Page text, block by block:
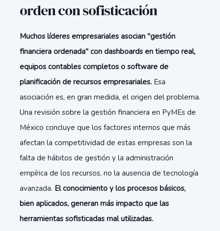
orden con sofisticación
Muchos líderes empresariales asocian "gestión
financiera ordenada" con dashboards en tiempo real,
equipos contables completos o software de
planificación de recursos empresariales. Esa
asociación es, en gran medida, el origen del problema.
Una revisión sobre la gestión financiera en PyMEs de
México concluye que los factores internos que más
afectan la competitividad de estas empresas son la
falta de hábitos de gestión y la administración
empírica de los recursos, no la ausencia de tecnología
avanzada. El conocimiento y los procesos básicos,
bien aplicados, generan más impacto que las
herramientas sofisticadas mal utilizadas.